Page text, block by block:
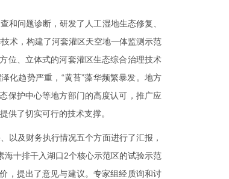
和问题诊断，研发了人工湿地生态修复、
术，构建了河套灌区天空地一体监测示范
位、立体式的河套灌区生态综合治理技术
化趋势严重，“黄苔”藻华频繁暴发。地方
保护中心等地方部门的高度认可，推广应
供了切实可行的技术支撑。
以及财务执行情况五个方面进行了汇报，
海十排干入湖口2个核心示范区的试验示范
，提出了意见与建议。专家组经质询和讨